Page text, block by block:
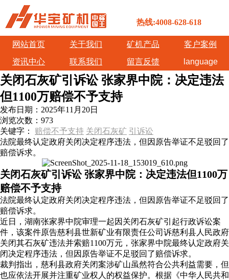
热线:4008-628-618
网站首页 关于我们 矿机产品
客户案例
资讯中心
联系我们 留言反馈 language
关闭石灰矿引诉讼 张家界中院：决定违法
但1100万赔偿不予支持
发布日期： 2025年11月20日
浏览次数： 973
关键字： 赔偿不予支持 关闭石灰矿 引诉讼
法院最终认定政府关闭决定程序违法，但因原告举证不足驳回了
赔偿诉求。
关闭石灰矿引诉讼 张家界中院：决定违法但1100万
赔偿不予支持
法院最终认定政府关闭决定程序违法，但因原告举证不足驳回了
赔偿诉求。
近日，湖南张家界中院审理一起因关闭石灰矿引起行政诉讼案
件，该案件原告慈利县世新矿业有限责任公司诉慈利县人民政府
关闭其石灰矿违法并索赔1100万元，张家界中院最终认定政府关
闭决定程序违法，但因原告举证不足驳回了赔偿诉求。
裁判指出，慈利县政府关闭案涉矿山虽然符合公共利益需要，但
也应依法开展并注重矿业权人的权益保护。根据《中华人民共和